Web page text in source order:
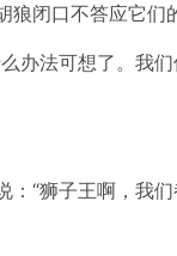
闭口不答应它们
办法可想了。我
“狮子王啊，我